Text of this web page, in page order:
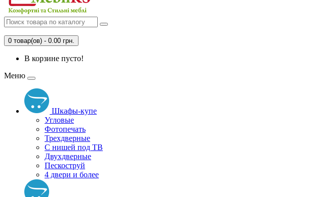
0 товар(ов) - 0.00 грн.
В корзине пусто!
Меню
Шкафы-купе
Угловые
Фотопечать
Трехдверные
С нишей под ТВ
Двухдверные
Пескоструй
4 двери и более